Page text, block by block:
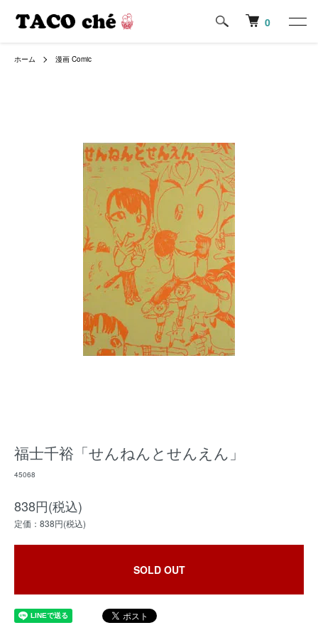
0
ホーム 漫画 Comic
福士千裕「せんねんとせんえん」
45068
838円(税込)
定価：838円(税込)
SOLD OUT